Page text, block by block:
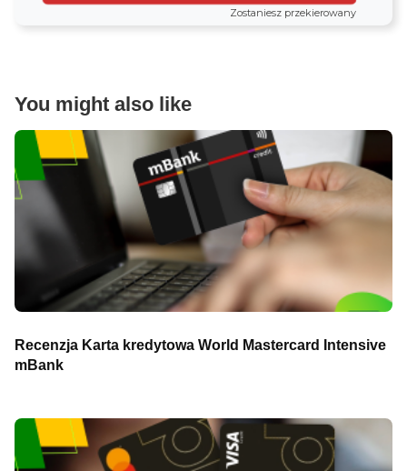
Zostaniesz przekierowany
You might also like
Recenzja Karta kredytowa World Mastercard Intensive
mBank